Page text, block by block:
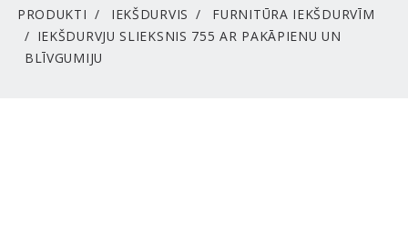
PRODUKTI IEKŠDURVIS
FURNITŪRA IEKŠDURVĪM
IEKŠDURVJU SLIEKSNIS 755 AR PAKĀPIENU UN
BLĪVGUMIJU